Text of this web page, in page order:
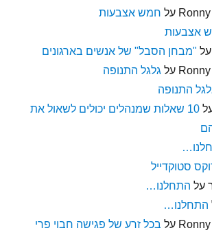
על חמש אצבעות
אצבעות
על "מבחן הסבל" של אנשים בארגונים
על גלגל התנופה
התנופה
10 שאלות שמנהלים יכולים לשאול את
סטוקדייל
על התחלנו…
התחלנו…
על בכל זרע של פגישה חבוי פרי